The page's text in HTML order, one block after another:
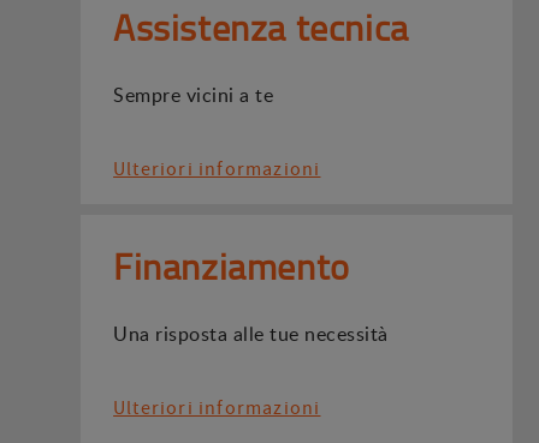
Assistenza tecnica
Sempre vicini a te
Ulteriori informazioni
Finanziamento
Una risposta alle tue necessità
Ulteriori informazioni